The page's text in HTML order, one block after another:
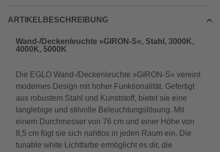
ARTIKELBESCHREIBUNG
Wand-/Deckenleuchte »GIRON-S«, Stahl, 3000K,
4000K, 5000K
Die EGLO Wand-/Deckenleuchte »GIRON-S« vereint
modernes Design mit hoher Funktionalität. Gefertigt
aus robustem Stahl und Kunststoff, bietet sie eine
langlebige und stilvolle Beleuchtungslösung. Mit
einem Durchmesser von 76 cm und einer Höhe von
8,5 cm fügt sie sich nahtlos in jeden Raum ein. Die
tunable white Lichtfarbe ermöglicht es dir, die